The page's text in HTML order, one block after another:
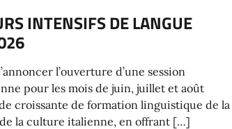
INTENSIFS DE LANGUE
l’ouverture d’une session
pour les mois de juin, juillet et août
croissante de formation linguistique de la
la culture italienne, en offrant […]